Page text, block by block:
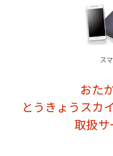
ス
おた
とうきょうスカ
取扱サ